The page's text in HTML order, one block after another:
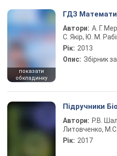
показати
обкладинку
ГДЗ
Автори: А. Г.
С. Якір, Ю. М.
Рік: 2013
Опис: Збірник
Підручники
Автори: Р.В.
Литовченко,
Рік: 2017